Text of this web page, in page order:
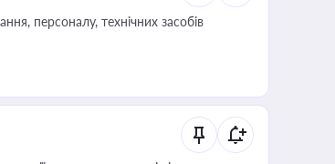
персоналу, технічних засобів